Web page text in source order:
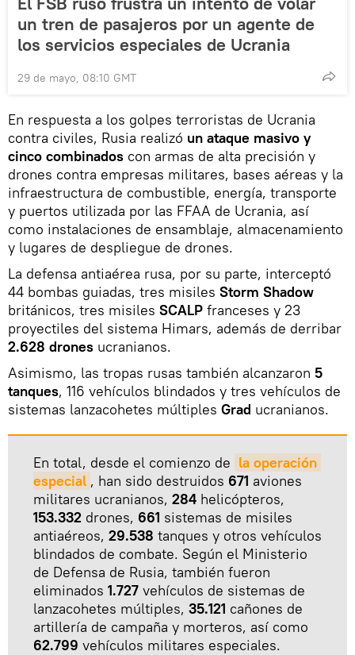
un tren de pasajeros por un agente de
los servicios especiales de Ucrania
29 de mayo, 08:10 GMT
En respuesta a los golpes terroristas de Ucrania
contra civiles, Rusia realizó un ataque masivo y
cinco combinados con armas de alta precisión y
drones contra empresas militares, bases aéreas y la
infraestructura de combustible, energía, transporte
y puertos utilizada por las FFAA de Ucrania, así
como instalaciones de ensamblaje, almacenamiento
y lugares de despliegue de drones.
La defensa antiaérea rusa, por su parte, interceptó
44 bombas guiadas, tres misiles Storm Shadow
británicos, tres misiles SCALP franceses y 23
proyectiles del sistema Himars, además de derribar
2.628 drones ucranianos.
Asimismo, las tropas rusas también alcanzaron 5
tanques, 116 vehículos blindados y tres vehículos de
sistemas lanzacohetes múltiples Grad ucranianos.
En total, desde el comienzo de la operación
especial , han sido destruidos 671 aviones
militares ucranianos, 284 helicópteros,
153.332 drones, 661 sistemas de misiles
antiaéreos, 29.538 tanques y otros vehículos
blindados de combate. Según el Ministerio
de Defensa de Rusia, también fueron
eliminados 1.727 vehículos de sistemas de
lanzacohetes múltiples, 35.121 cañones de
artillería de campaña y morteros, así como
62.799 vehículos militares especiales.